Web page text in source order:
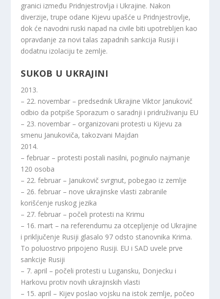
granici između Pridnjestrovlja i Ukrajine. Nakon
diverzije, trupe odane Kijevu upašće u Pridnjestrovlje,
dok će navodni ruski napad na civile biti upotrebljen kao
opravdanje za novi talas zapadnih sankcija Rusiji i
dodatnu izolaciju te zemlje.
SUKOB U UKRAJINI
2013.
– 22. novembar – predsednik Ukrajine Viktor Janukovič
odbio da potpiše Sporazum o saradnji i pridruživanju EU
– 23. novembar – organizovani protesti u Kijevu za
smenu Janukoviča, takozvani Majdan
2014.
– februar – protesti postali nasilni, poginulo najmanje
120 osoba
– 22. februar – Janukovič svrgnut, pobegao iz zemlje
– 26. februar – nove ukrajinske vlasti zabranile
korišćenje ruskog jezika
– 27. februar – počeli protesti na Krimu
– 16. mart – na referendumu za otcepljenje od Ukrajine
i priključenje Rusiji glasalo 97 odsto stanovnika Krima.
To poluostrvo pripojeno Rusiji. EU i SAD uvele prve
sankcije Rusiji
– 7. april – počeli protesti u Lugansku, Donjecku i
Harkovu protiv novih ukrajinskih vlasti
– 15. april – Kijev poslao vojsku na istok zemlje, počeo